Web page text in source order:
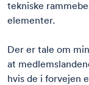
tekniske
elementer.
Der er tale om
at
hvis de i forvejen